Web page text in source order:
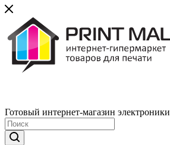
Готовый интернет-магазин электроники